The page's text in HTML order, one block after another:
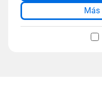
A partir de 1,29 kg
SO-DIMM dual
Compatibilidad con